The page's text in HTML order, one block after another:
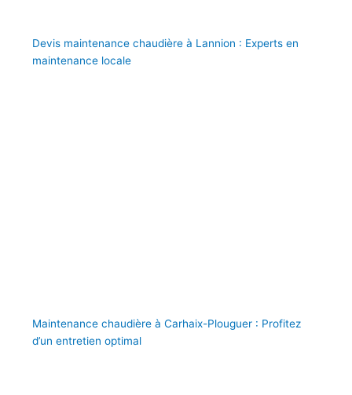
Devis maintenance chaudière à Lannion : Experts en
maintenance locale
Maintenance chaudière à Carhaix-Plouguer : Profitez
d’un entretien optimal